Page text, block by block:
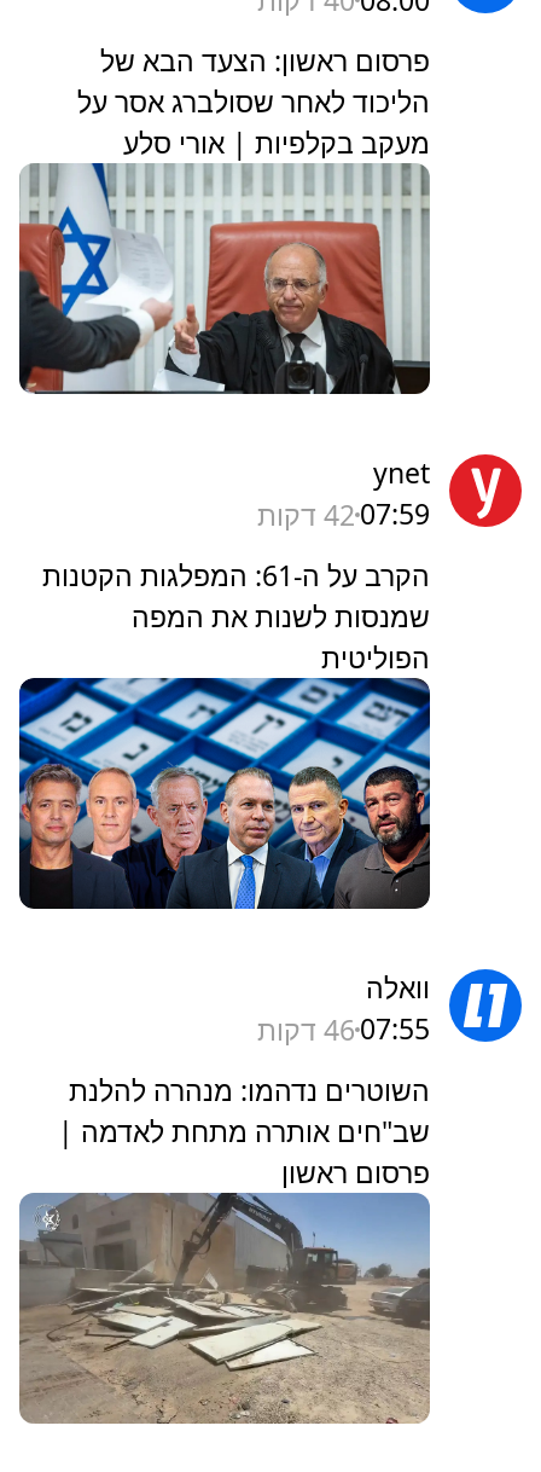
פרסום ראשון: הצעד הבא של
הליכוד לאחר שסולברג אסר על
מעקב בקלפיות | אורי סלע
ynet
07:5942 דקות
הקרב על ה-61: המפלגות הקטנות
שמנסות לשנות את המפה
הפוליטית
וואלה
07:5546 דקות
השוטרים נדהמו: מנהרה להלנת
שב"חים אותרה מתחת לאדמה |
פרסום ראשון